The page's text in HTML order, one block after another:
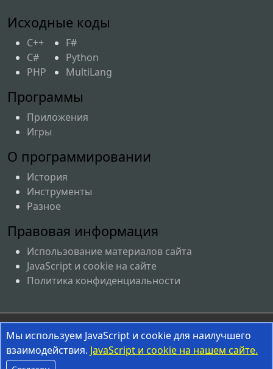
Исходные коды
C++
C#
PHP
F#
Python
MultiLang
Программы
Приложения
Игры
О программировании
История
Инструменты
Разное
Правовая информация
Использование материалов сайта
JavaScript и cookie на сайте
Политика конфиденциальности
Соглашение об использовании материалов сайта
InterestPrograms.RU © 2008-2026
Мы используем JavaScript и cookie для наилучшего
взаимодействия. JavaScript и cookie на нашем сайте.